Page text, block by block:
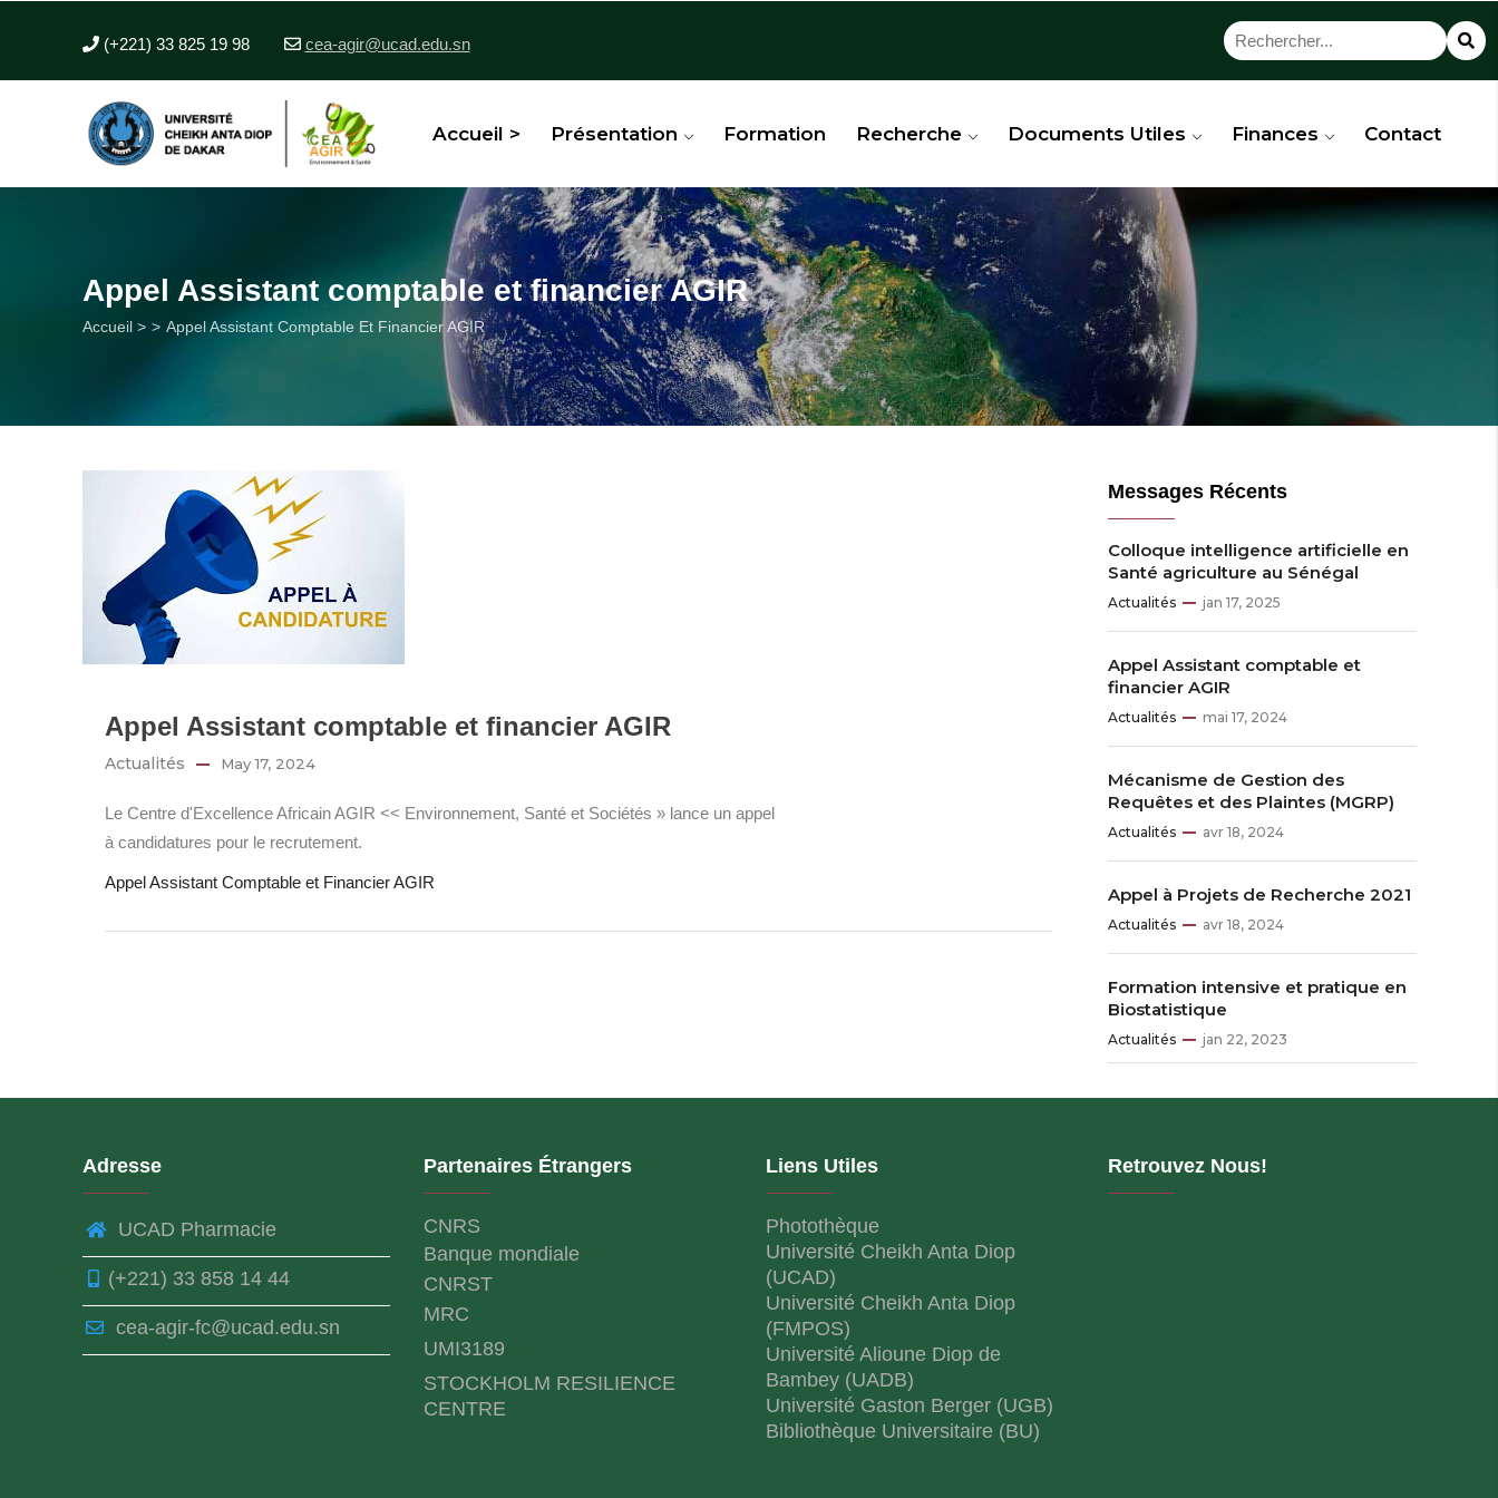
(+221) 33 825 19 98 cea-agir@ucad.edu.sn
Accueil > Présentation Formation Recherche Documents Utiles Finances Contact
Appel Assistant comptable et financier AGIR
Fil
Accueil > Appel Assistant Comptable Et Financier AGIR
Appel Assistant comptable et financier AGIR
Actualités May 17, 2024
Le Centre d'Excellence Africain AGIR << Environnement, Santé et Sociétés » lance un appel
à candidatures pour le recrutement.
Appel Assistant Comptable et Financier AGIR
Messages Récents
Colloque intelligence artificielle en
Santé agriculture au Sénégal
Actualités jan 17, 2025
Appel Assistant comptable et
financier AGIR
Actualités mai 17, 2024
Mécanisme de Gestion des
Requêtes et des Plaintes (MGRP)
Actualités avr 18, 2024
Appel à Projets de Recherche 2021
Actualités avr 18, 2024
Formation intensive et pratique en
Biostatistique
Actualités jan 22, 2023
Adresse
UCAD Pharmacie
(+221) 33 858 14 44
cea-agir-fc@ucad.edu.sn
Partenaires Étrangers
CNRS
Banque mondiale
CNRST
MRC
UMI3189
STOCKHOLM RESILIENCE
CENTRE
Liens Utiles
Photothèque
Université Cheikh Anta Diop
(UCAD)
Université Cheikh Anta Diop
(FMPOS)
Université Alioune Diop de
Bambey (UADB)
Université Gaston Berger (UGB)
Bibliothèque Universitaire (BU)
Retrouvez Nous!